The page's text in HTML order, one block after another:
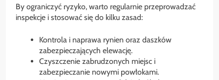
By ograniczyć ryzyko, warto regularnie przeprowadzać
inspekcje i stosować się do kilku zasad:
Kontrola i naprawa rynien oraz daszków
zabezpieczających elewację.
Czyszczenie zabrudzonych miejsc i
zabezpieczanie nowymi powłokami.